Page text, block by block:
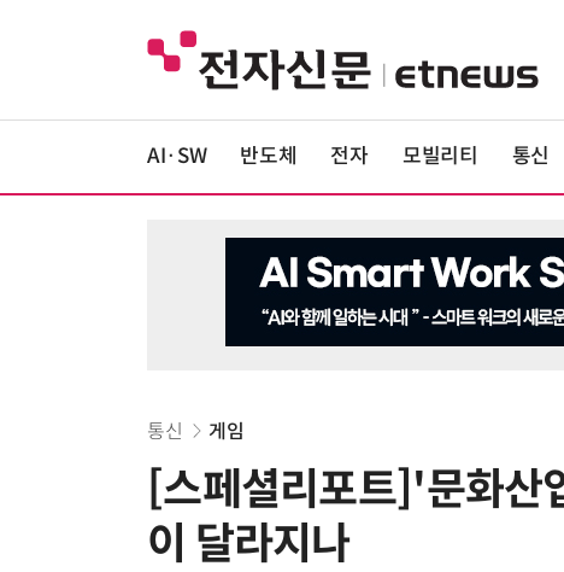
AI·SW 반도체 전자 모빌리티 통신
통신 게임
[스페셜리포트]'문화산
이 달라지나